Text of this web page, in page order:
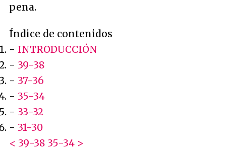
pena.
Índice de contenidos
- INTRODUCCIÓN
- 39-38
- 37-36
- 35-34
- 33-32
- 31-30
< 39-38 35-34 >